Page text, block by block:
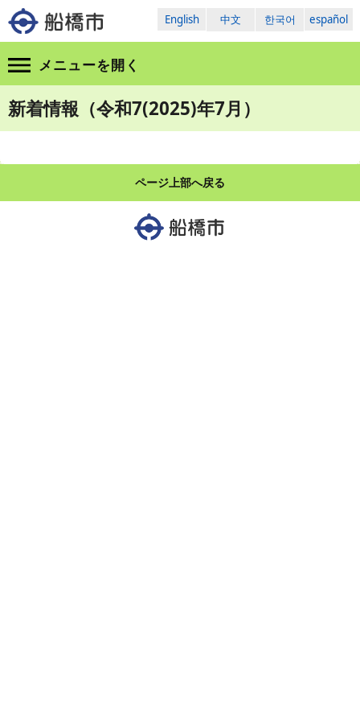
English 中文 한국어 español
メニューを開く
新着情報（令和7(2025)年7月）
ページ上部へ戻る